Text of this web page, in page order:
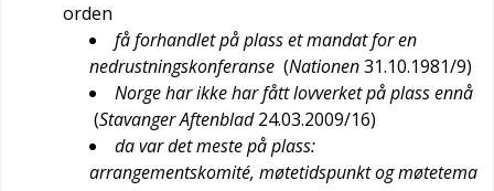
orden
få forhandlet på plass et mandat for en
nedrustningskonferanse (Nationen31.10.1981/9)
Norge har ikke har fått lovverket på plass ennå
(Stavanger Aftenblad 24.03.2009/16)
da var det meste på plass:
arrangementskomité, møtetidspunkt og møtetema